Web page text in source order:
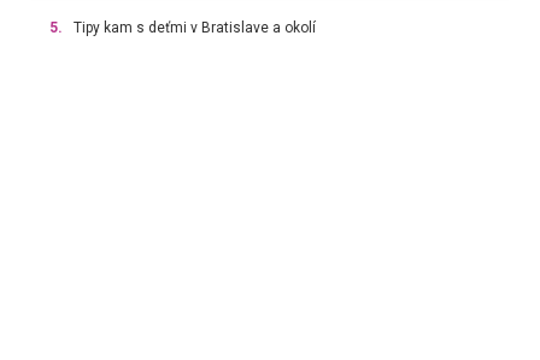
5. Tipy kam s deťmi v Bratislave a okolí